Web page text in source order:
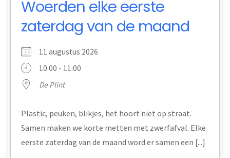
Woerden elke eerste
zaterdag van de maand
11 augustus 2026
10:00 - 11:00
De Plint
Plastic, peuken, blikjes, het hoort niet op straat.
Samen maken we korte metten met zwerfafval. Elke
eerste zaterdag van de maand word er samen een [...]